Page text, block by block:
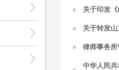
关于印发
关于转发
律师事务
中华人民